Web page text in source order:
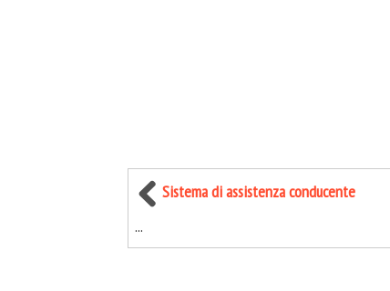
Sistema di assistenza conducente
...